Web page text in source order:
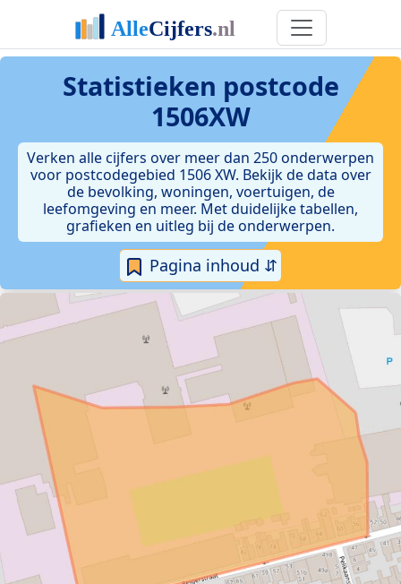
Statistieken postcode
1506XW
Verken alle cijfers over meer dan 250 onderwerpen
voor postcodegebied 1506 XW. Bekijk de data over
de bevolking, woningen, voertuigen, de
leefomgeving en meer. Met duidelijke tabellen,
grafieken en uitleg bij de onderwerpen.
Pagina inhoud ⇵